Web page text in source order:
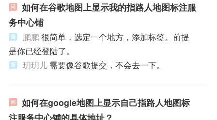
如何在谷歌地图上显示我的指路人地图标注服
务中心铺
鹏鹏很简单，选定一个地方，添加标签。前提
是你已经登陆了。
玥玥儿 需要像谷歌提交，不会去一下。
如何在google地图上显示自己指路人地图标